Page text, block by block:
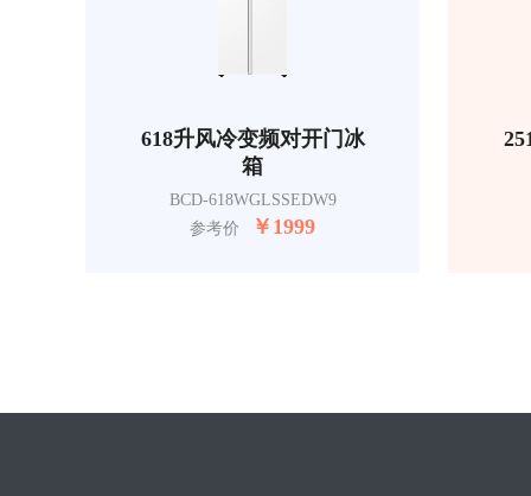
618升风冷变频对开门冰
箱
BCD-618WGLSSEDW9
参考价
￥ 1999